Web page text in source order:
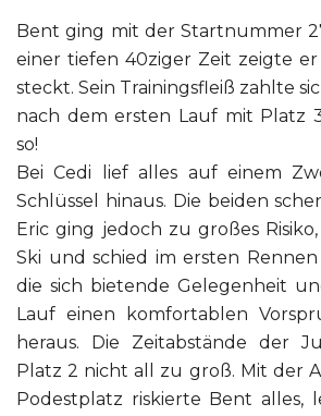
Bent ging mit der Startnummer
einer tiefen 40ziger Zeit zeigte er
steckt. Sein Trainingsfleiß zahlte
nach dem ersten Lauf mit Platz
so!
Bei Cedi lief alles auf einem
Schlüssel hinaus. Die beiden
Eric ging jedoch zu großes
Ski und schied im ersten
die sich bietende Gelegenheit
Lauf einen komfortablen
heraus. Die Zeitabstände der
Platz 2 nicht all zu groß. Mit der
Podestplatz riskierte Bent alles,